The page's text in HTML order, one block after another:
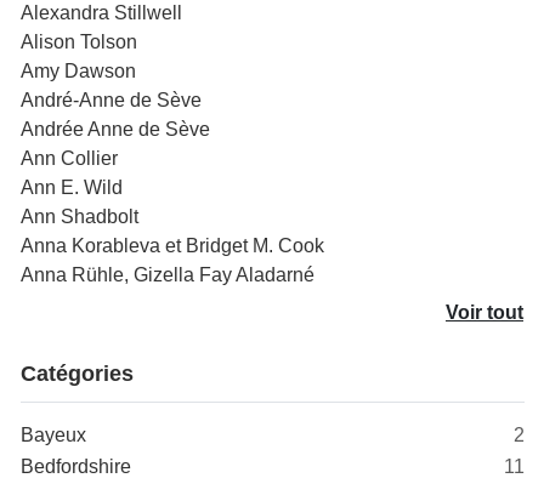
Alexandra Stillwell
Alison Tolson
Amy Dawson
André-Anne de Sève
Andrée Anne de Sève
Ann Collier
Ann E. Wild
Ann Shadbolt
Anna Korableva et Bridget M. Cook
Anna Rühle, Gizella Fay Aladarné
Voir tout
Catégories
Bayeux
2
Bedfordshire
11